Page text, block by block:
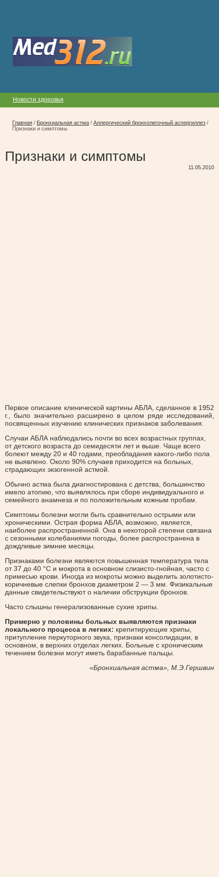
Новости здоровья
Главная / Бронхиальная астма / Аллергический бронхолегочный аспергиллез /
Признаки и симптомы
Признаки и симптомы
11.05.2010
Первое описание клинической картины АБЛА, сделанное в 1952
г., было значительно расширено в целом ряде исследований,
посвященных изучению клинических признаков заболевания.
Случаи АБЛА наблюдались почти во всех возрастных группах,
от детского возраста до семидесяти лет и выше. Чаще всего
болеют между 20 и 40 годами, преобладания какого-либо пола
не выявлено. Около 90% случаев приходится на больных,
страдающих экзогенной астмой.
Обычно астма была диагностирована с детства, большинство
имело атопию, что выявлялось при сборе индивидуального и
семейного анамнеза и по положительным кожным пробам.
Симптомы болезни могли быть сравнительно острыми или
хроническими. Острая форма АБЛА, возможно, является,
наиболее распространенной. Она в некоторой степени связана
с сезонными колебаниями погоды, более распространена в
дождливые зимние месяцы.
Признаками болезни являются повышенная температура тела
от 37 до 40 °С и мокрота в основном слизисто-гнойная, часто с
примесью крови. Иногда из мокроты можно выделить золотисто-
коричневые слепки бронхов диаметром 2 — 3 мм. Физикальные
данные свидетельствуют о наличии обструкции бронхов.
Часто слышны генерализованные сухие хрипы.
Примерно у половины больных выявляются признаки
локального процесса в легких: крепитирующие хрипы,
притупление перкуторного звука, признаки консолидации, в
основном, в верхних отделах легких. Больные с хроническим
течением болезни могут иметь барабанные пальцы.
«Бронхиальная астма», М.Э.Гершвин